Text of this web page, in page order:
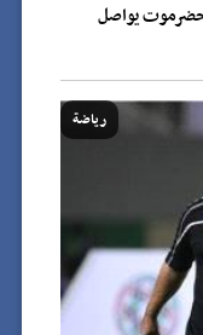
حضرموت يواصل
رياضة